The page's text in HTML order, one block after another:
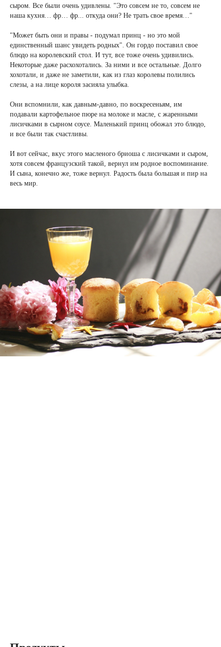
сыром. Все были очень удивлены. "Это совсем не то, совсем не
наша кухня… фр… фр... откуда они? Не трать свое время…"
"Может быть они и правы - подумал принц - но это мой
единственный шанс увидеть родных". Он гордо поставил свое
блюдо на королевский стол. И тут, все тоже очень удивились.
Некоторые даже расхохотались. За ними и все остальные. Долго
хохотали, и даже не заметили, как из глаз королевы полились
слезы, а на лице короля засияла улыбка.
Они вспомнили, как давным-давно, по воскресеньям, им
подавали картофельное пюре на молоке и масле, с жаренными
лисичками в сырном соусе. Маленький принц обожал это блюдо,
и все были так счастливы.
И вот сейчас, вкус этого масленого бриоша с лисичками и сыром,
хотя совсем французский такой, вернул им родное воспоминание.
И сына, конечно же, тоже вернул. Радость была большая и пир на
весь мир.